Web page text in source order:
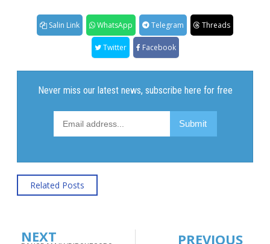
Salin Link WhatsApp Telegram Threads
Twitter Facebook
Related Posts
NEXT PREVIOUS